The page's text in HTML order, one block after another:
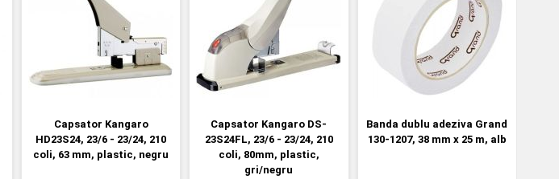
Capsator Kangaro
HD23S24, 23/6 - 23/24, 210
coli, 63 mm, plastic, negru
Capsator Kangaro DS-
23S24FL, 23/6 - 23/24, 210
coli, 80mm, plastic,
gri/negru
Banda dublu adeziva Grand
130-1207, 38 mm x 25 m, alb